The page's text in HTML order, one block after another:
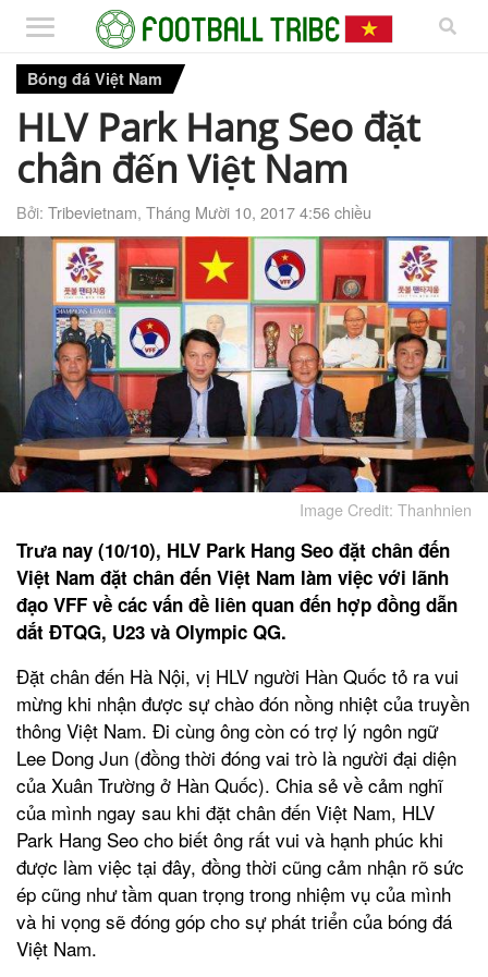
Bóng đá Việt Nam
HLV Park Hang Seo đặt
chân đến Việt Nam
Bởi: Tribevietnam, Tháng Mười 10, 2017 4:56 chiều
Image Credit: Thanhnien
Trưa nay (10/10), HLV Park Hang Seo đặt chân đến
Việt Nam đặt chân đến Việt Nam làm việc với lãnh
đạo VFF về các vấn đề liên quan đến hợp đồng dẫn
dắt ĐTQG, U23 và Olympic QG.
Đặt chân đến Hà Nội, vị HLV người Hàn Quốc tỏ ra vui
mừng khi nhận được sự chào đón nồng nhiệt của truyền
thông Việt Nam. Đi cùng ông còn có trợ lý ngôn ngữ
Lee Dong Jun (đồng thời đóng vai trò là người đại diện
của Xuân Trường ở Hàn Quốc). Chia sẻ về cảm nghĩ
của mình ngay sau khi đặt chân đến Việt Nam, HLV
Park Hang Seo cho biết ông rất vui và hạnh phúc khi
được làm việc tại đây, đồng thời cũng cảm nhận rõ sức
ép cũng như tầm quan trọng trong nhiệm vụ của mình
và hi vọng sẽ đóng góp cho sự phát triển của bóng đá
Việt Nam.